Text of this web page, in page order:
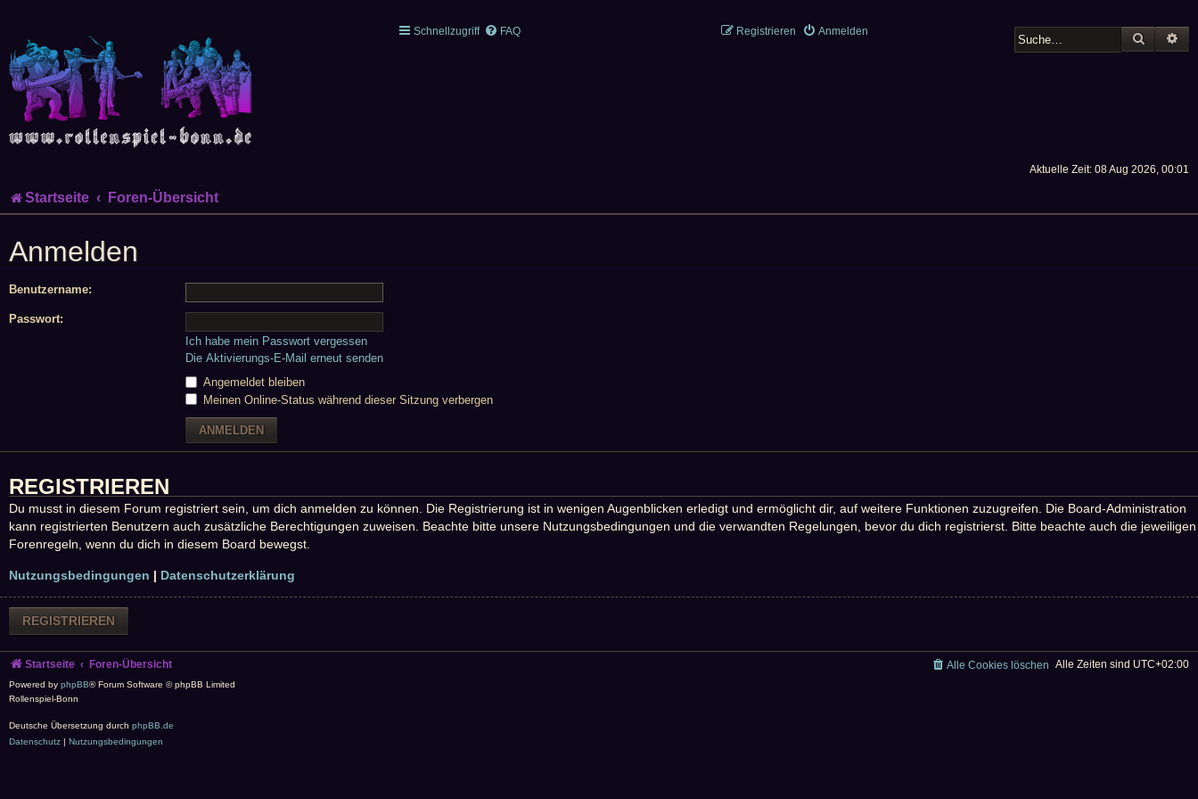
Schnellzugriff FAQ Anmelden
Registrieren
SUCHE
Startseite Foren-Übersicht
Aktuelle Zeit: 08 Aug 2026, 00:01
Anmelden
Benutzername:
Passwort:
Ich habe mein Passwort vergessen
Die Aktivierungs-E-Mail erneut senden
Angemeldet bleiben
Meinen Online-Status während dieser Sitzung verbergen
REGISTRIEREN
Du musst in diesem Forum registriert sein, um dich anmelden zu können. Die Registrierung ist in wenigen Augenblicken erledigt und ermöglicht dir, auf weitere Funktionen zuzugreifen. Die Board-Administration
kann registrierten Benutzern auch zusätzliche Berechtigungen zuweisen. Beachte bitte unsere Nutzungsbedingungen und die verwandten Regelungen, bevor du dich registrierst. Bitte beachte auch die jeweiligen
Forenregeln, wenn du dich in diesem Board bewegst.
Nutzungsbedingungen | Datenschutzerklärung
REGISTRIEREN
Startseite Foren-Übersicht Alle Zeiten sind UTC+02:00
Alle Cookies löschen
Powered by phpBB® Forum Software © phpBB Limited
Rollenspiel-Bonn
Deutsche Übersetzung durch phpBB.de
Datenschutz
Nutzungsbedingungen